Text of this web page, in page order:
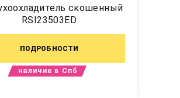
скошенный
RSI23503ED
ПОДРОБНОСТИ
наличие в Спб